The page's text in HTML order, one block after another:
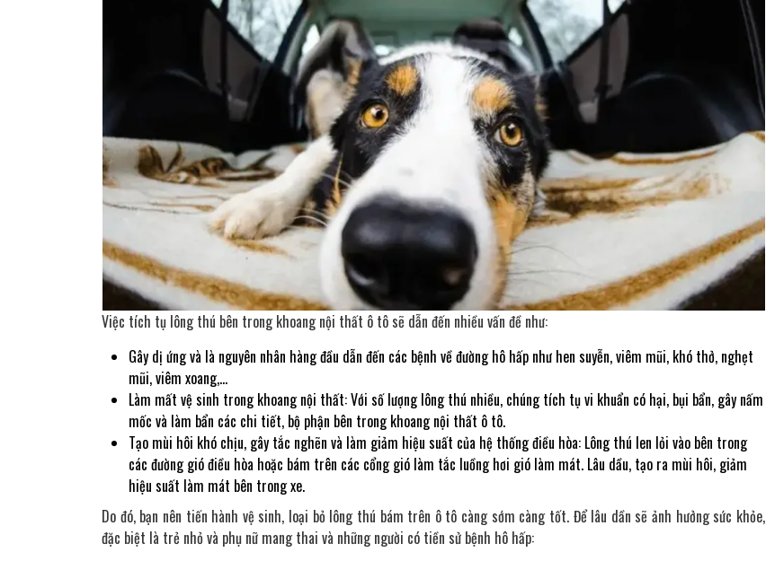
Việc tích tụ lông thú bên trong khoang nội thất ô tô sẽ dẫn đến nhiều vấn đề như:
Gây dị ứng và là nguyên nhân hàng đầu dẫn đến các bệnh về đường hô hấp như hen suyễn, viêm mũi, khó thở, nghẹt
mũi, viêm xoang,…
Làm mất vệ sinh trong khoang nội thất: Với số lượng lông thú nhiều, chúng tích tụ vi khuẩn có hại, bụi bẩn, gây nấm
mốc và làm bẩn các chi tiết, bộ phận bên trong khoang nội thất ô tô.
Tạo mùi hôi khó chịu, gây tắc nghẽn và làm giảm hiệu suất của hệ thống điều hòa: Lông thú len lỏi vào bên trong
các đường gió điều hòa hoặc bám trên các cổng gió làm tắc luồng hơi gió làm mát. Lâu dầu, tạo ra mùi hôi, giảm
hiệu suất làm mát bên trong xe.
Do đó, bạn nên tiến hành vệ sinh, loại bỏ lông thú bám trên ô tô càng sớm càng tốt. Để lâu dần sẽ ảnh hưởng sức khỏe,
đặc biệt là trẻ nhỏ và phụ nữ mang thai và những người có tiền sử bệnh hô hấp: